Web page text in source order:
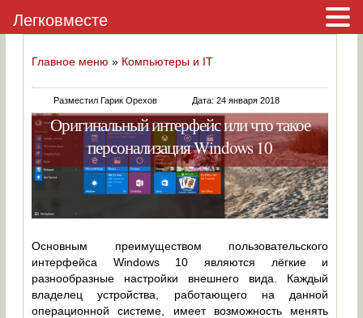
Главное меню » Компьютеры и IT
Разместил Гарик Орехов Дата: 24 января 2018
Оригинальный интерфейс или что такое
персонализация Windows 10
Основным преимуществом пользовательского
интерфейса Windows 10 являются лёгкие и
разнообразные настройки внешнего вида. Каждый
владелец устройства, работающего на данной
операционной системе, имеет возможность менять
Легковместе